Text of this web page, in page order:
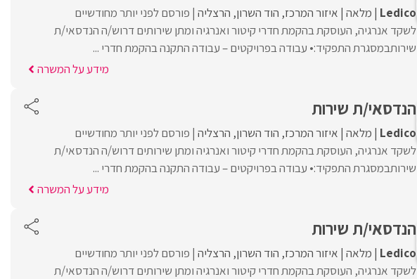
Ledico מלאה איזור המרכז הוד השרון הרצליה פורסם לפני יותר מחודשיים
לשקד אנרגיה, העוסקת בהקמת חדרי קיטור ואנרגיה ומתן שירותים דרוש/ה הנדסאי/ת
שירותבמסגרת התפקיד:• עבודה בפרויקטים – עבודה התקנה בהקמת חדרי ...
מידע על המשרה
הנדסאי/ת שירות
Ledico מלאה איזור המרכז הוד השרון הרצליה פורסם לפני יותר מחודשיים
לשקד אנרגיה, העוסקת בהקמת חדרי קיטור ואנרגיה ומתן שירותים דרוש/ה הנדסאי/ת
שירותבמסגרת התפקיד:• עבודה בפרויקטים – עבודה התקנה בהקמת חדרי ...
מידע על המשרה
הנדסאי/ת שירות
Ledico מלאה איזור המרכז הוד השרון הרצליה פורסם לפני יותר מחודשיים
לשקד אנרגיה, העוסקת בהקמת חדרי קיטור ואנרגיה ומתן שירותים דרוש/ה הנדסאי/ת